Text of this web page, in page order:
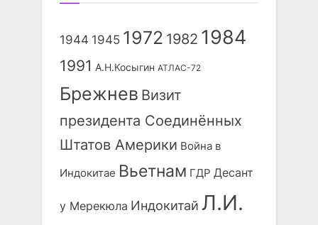
1944 1945 1972 1982 1984
1991 А.Н.Косыгин АТЛАС-72
Брежнев Визит
президента Соединённых
Штатов Америки Война в
Индокитае Вьетнам ГДР Десант
у Мерекюла Индокитай Л.И.